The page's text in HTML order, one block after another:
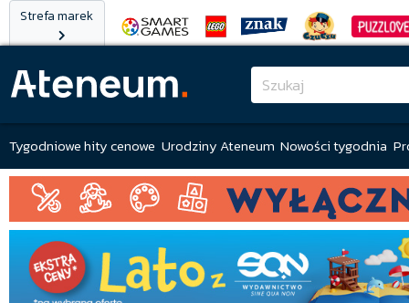
Strefa marek
Tygodniowe hity cenowe Urodziny Ateneum Nowości tygodnia